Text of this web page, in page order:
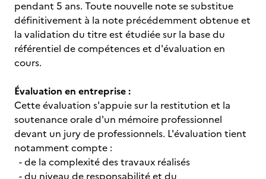
pendant 5 ans. Toute nouvelle note se substitue
définitivement à la note précédemment obtenue et
la validation du titre est étudiée sur la base du
référentiel de compétences et d'évaluation en
cours.
Évaluation en entreprise :
Cette évaluation s'appuie sur la restitution et la
soutenance orale d'un mémoire professionnel
devant un jury de professionnels. L'évaluation tient
notamment compte :
- de la complexité des travaux réalisés
- du niveau de responsabilité et du